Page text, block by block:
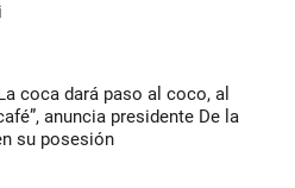
coca dará paso al coco, al
anuncia presidente De la
su posesión